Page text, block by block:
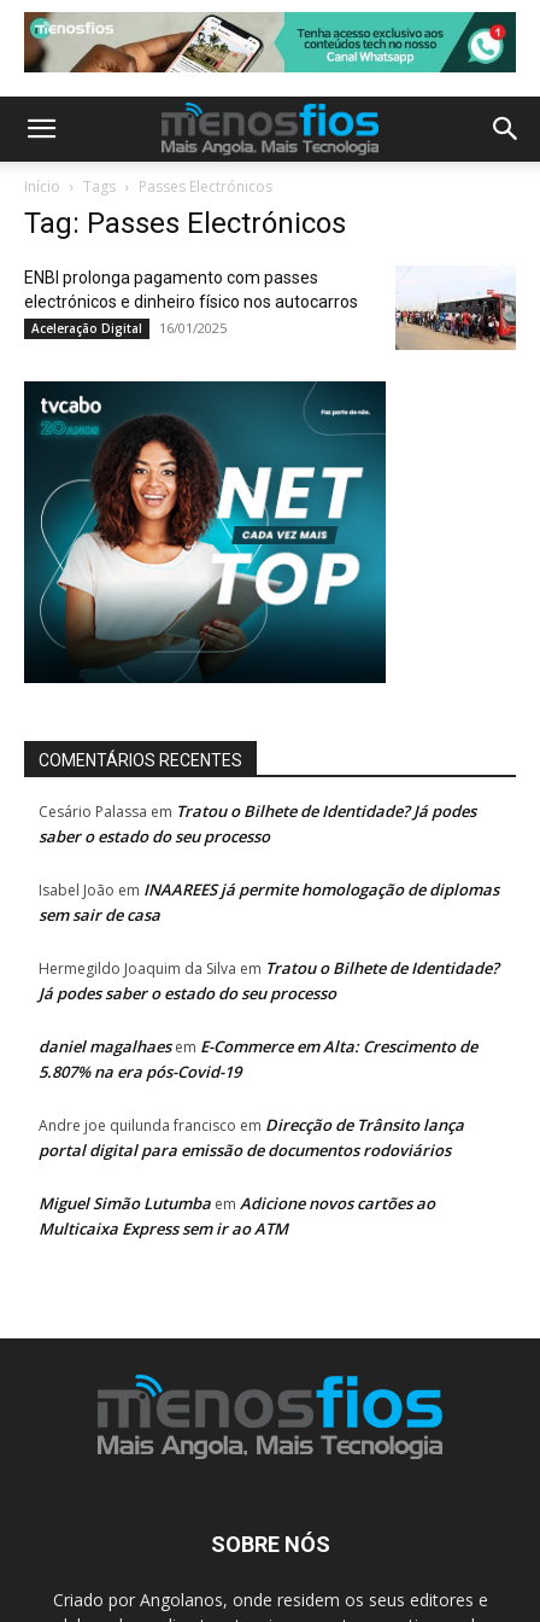
Início Tags Passes Electrónicos
Tag: Passes Electrónicos
ENBI prolonga pagamento com passes
electrónicos e dinheiro físico nos autocarros
Aceleração Digital 16/01/2025
COMENTÁRIOS RECENTES
Cesário Palassa em Tratou o Bilhete de Identidade? Já podes
saber o estado do seu processo
Isabel João em INAAREES já permite homologação de diplomas
sem sair de casa
Hermegildo Joaquim da Silva em Tratou o Bilhete de Identidade?
Já podes saber o estado do seu processo
daniel magalhaesem E-Commerce em Alta: Crescimento de
5.807% na era pós-Covid-19
Andre joe quilunda francisco em Direcção de Trânsito lança
portal digital para emissão de documentos rodoviários
Miguel Simão Lutumba em Adicione novos cartões ao
Multicaixa Express sem ir ao ATM
SOBRE NÓS
Criado por Angolanos, onde residem os seus editores e